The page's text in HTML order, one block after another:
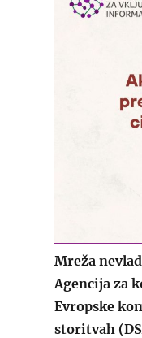
Mreža
Agencija za
Evropske
storitvah